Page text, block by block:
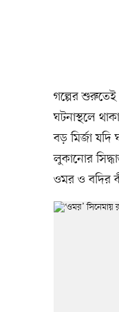
গল্পের শুরুতেই
ঘটনাস্থলে
বড় মির্জা
লুকানোর
ওমর ও বদির